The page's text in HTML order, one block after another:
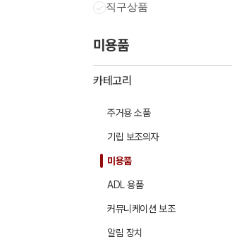
직구상품
미용품
카테고리
주거용 소품
기립 보조의자
미용품
ADL 용품
커뮤니케이션 보조
알림 장치